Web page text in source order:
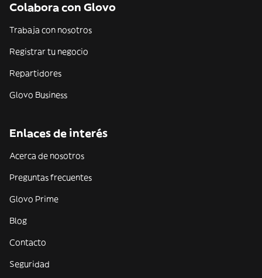
Colabora con Glovo
Trabaja con nosotros
Registrar tu negocio
Repartidores
Glovo Business
Enlaces de interés
Acerca de nosotros
Preguntas frecuentes
Glovo Prime
Blog
Contacto
Seguridad